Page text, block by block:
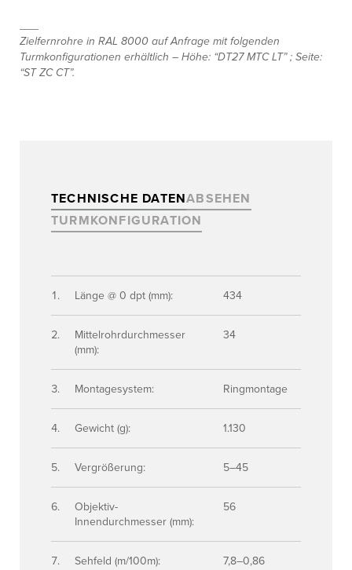
___
Zielfernrohre in RAL 8000 auf Anfrage mit folgenden
Turmkonfigurationen erhältlich – Höhe: “DT27 MTC LT” ; Seite:
“ST ZC CT”.
TECHNISCHE DATENABSEHEN
TURMKONFIGURATION
Länge @ 0 dpt (mm): 434
Mittelrohrdurchmesser
(mm):
34
Montagesystem: Ringmontage
Gewicht (g): 1.130
Vergrößerung: 5–45
Objektiv-
Innendurchmesser (mm):
56
Sehfeld (m/100m): 7,8–0,86